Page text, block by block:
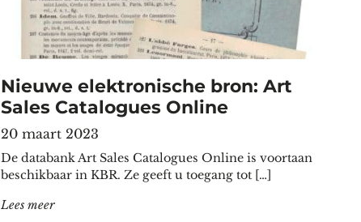
Nieuwe elektronische bron: Art
Sales Catalogues Online
20 maart 2023
De databank Art Sales Catalogues Online is voortaan
beschikbaar in KBR. Ze geeft u toegang tot […]
Lees meer"Nieuwe elektronische bron: Art Sales Catalogues